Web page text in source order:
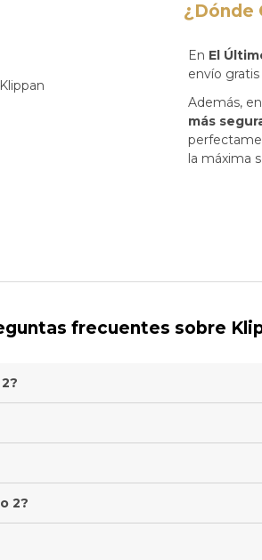
¿Dónde
En El
envío
Además,
más
la máxima
frecuentes sobre
2?